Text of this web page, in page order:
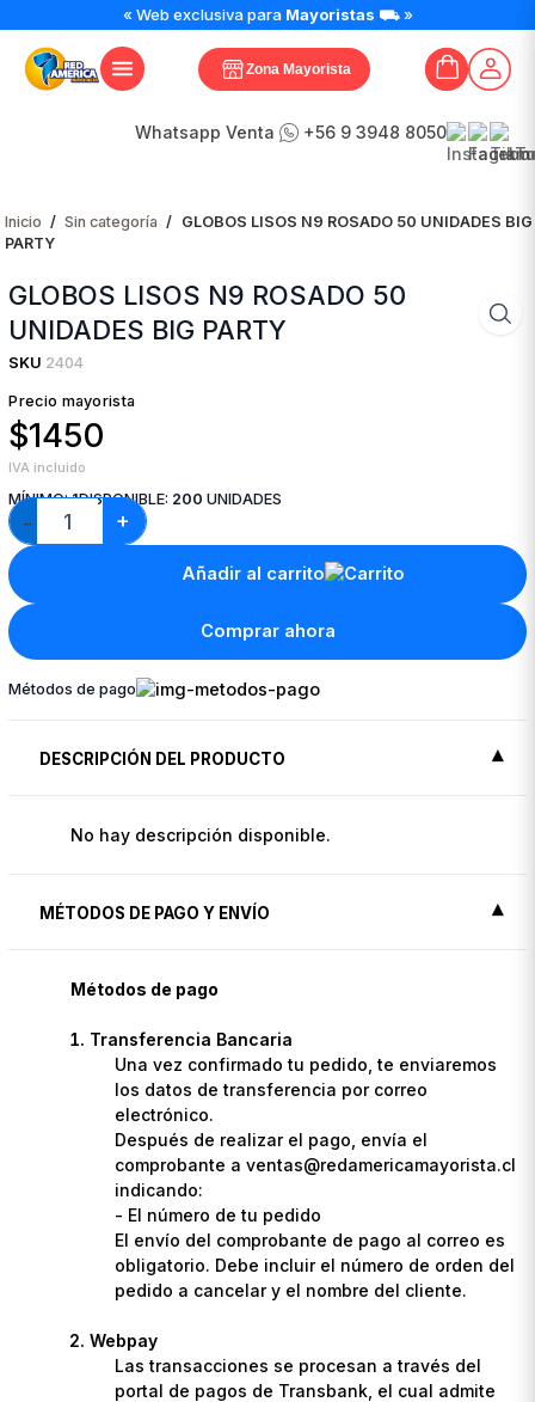
« Web exclusiva para Mayoristas ⛟ »
Zona Mayorista
Whatsapp Venta +56 9 3948 8050
Inicio / Sin categoría / GLOBOS LISOS N9 ROSADO 50 UNIDADES BIG
PARTY
GLOBOS LISOS N9 ROSADO 50
UNIDADES BIG PARTY
SKU 2404
Precio mayorista
$1450
IVA incluido
MÍNIMO:1DISPONIBLE: 200 UNIDADES
−
LISOS
N9
ROSADO
+
Añadir al carrito
Comprar ahora
Métodos de pago
DESCRIPCIÓN DEL PRODUCTO
No hay descripción disponible.
MÉTODOS DE PAGO Y ENVÍO
Métodos de pago
Transferencia Bancaria
Una vez confirmado tu pedido, te enviaremos
los datos de transferencia por correo
electrónico.
Después de realizar el pago, envía el
comprobante a ventas@redamericamayorista.cl
indicando:
- El número de tu pedido
El envío del comprobante de pago al correo es
obligatorio. Debe incluir el número de orden del
pedido a cancelar y el nombre del cliente.
Webpay
Las transacciones se procesan a través del
portal de pagos de Transbank, el cual admite